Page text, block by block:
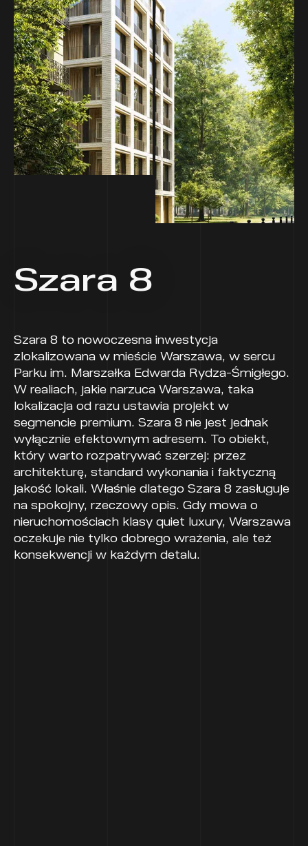
Szara 8
Szara 8 to nowoczesna inwestycja
zlokalizowana w mieście Warszawa, w sercu
Parku im. Marszałka Edwarda Rydza-Śmigłego.
W realiach, jakie narzuca Warszawa, taka
lokalizacja od razu ustawia projekt w
segmencie premium. Szara 8 nie jest jednak
wyłącznie efektownym adresem. To obiekt,
który warto rozpatrywać szerzej: przez
architekturę, standard wykonania i faktyczną
jakość lokali. Właśnie dlatego Szara 8 zasługuje
na spokojny, rzeczowy opis. Gdy mowa o
nieruchomościach klasy quiet luxury, Warszawa
oczekuje nie tylko dobrego wrażenia, ale też
konsekwencji w każdym detalu.